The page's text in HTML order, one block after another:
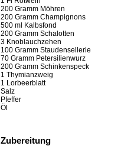
200 Gramm Möhren
200 Gramm Champignons
500 ml Kalbsfond
200 Gramm Schalotten
3 Knoblauchzehen
100 Gramm Staudensellerie
70 Gramm Petersilienwurz
200 Gramm Schinkenspeck
1 Thymianzweig
1 Lorbeerblatt
Salz
Pfeffer
Öl
Zubereitung